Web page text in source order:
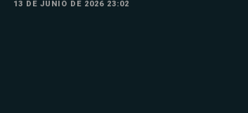
13 DE JUNIO DE 2026 23:02